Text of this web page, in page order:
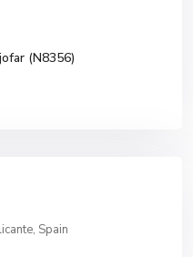
(N8356)
Spain